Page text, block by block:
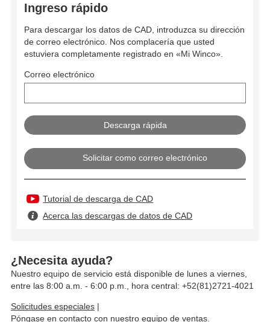
Ingreso rápido
Para descargar los datos de CAD, introduzca su dirección
de correo electrónico. Nos complacería que usted
estuviera completamente registrado en «Mi Winco».
Correo electrónico
Solicitar como correo electrónico
Tutorial de descarga de CAD
Acerca las descargas de datos de CAD
¿Necesita ayuda?
Nuestro equipo de servicio está disponible de lunes a viernes,
entre las 8:00 a.m. - 6:00 p.m., hora central: +52(81)2721-4021
Solicitudes especiales |
Póngase en contacto con nuestro equipo de ventas.